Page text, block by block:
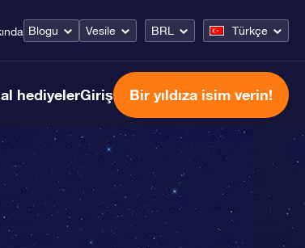
Blogu Vesile BRL Türkçe
hediyelerGiriş Bir yıldıza isim verin!